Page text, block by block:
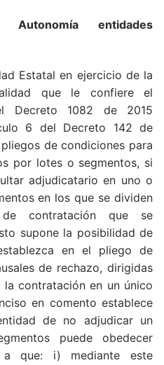
Autonomía entidades
Estatal en ejercicio de la
que le confiere el
Decreto 1082 de 2015
6 del Decreto 142 de
de condiciones para
por lotes o segmentos, si
adjudicatario en uno o
en los que se dividen
contratación que se
supone la posibilidad de
en el pliego de
de rechazo, dirigidas
contratación en un único
en comento establece
de no adjudicar un
puede obedecer
a que: i) mediante este